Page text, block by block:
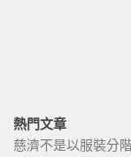
熱門文章
慈濟不是以服裝分